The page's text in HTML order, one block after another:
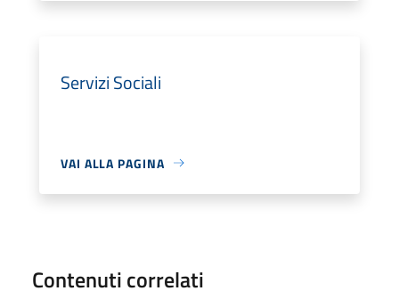
Servizi Sociali
VAI ALLA PAGINA
Contenuti correlati